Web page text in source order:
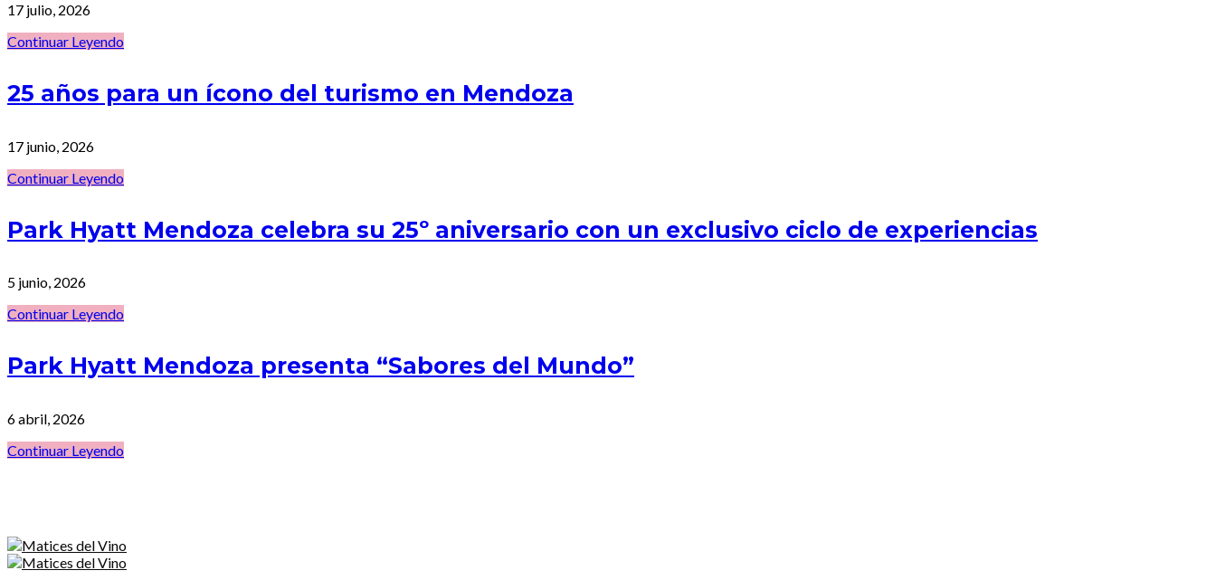
17 julio, 2026
Continuar Leyendo
25 años para un ícono del turismo en Mendoza
17 junio, 2026
Continuar Leyendo
Park Hyatt Mendoza celebra su 25º aniversario con un exclusivo ciclo de experiencias
5 junio, 2026
Continuar Leyendo
Park Hyatt Mendoza presenta “Sabores del Mundo”
6 abril, 2026
Continuar Leyendo